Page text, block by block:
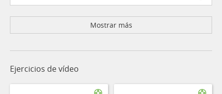
Mostrar más
Ejercicios de vídeo